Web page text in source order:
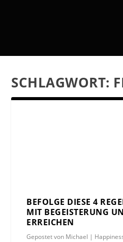
SCHLAGWORT:
BEFOLGE DIESE 4
MIT BEGEISTERUNG
ERREICHEN
Gepostet von Michael |